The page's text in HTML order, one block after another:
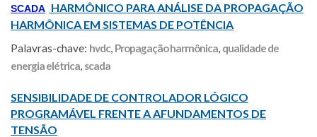
SCADA HARMÔNICO PARA ANÁLISE DA PROPAGAÇÃO
HARMÔNICA EM SISTEMAS DE POTÊNCIA
Palavras-chave: hvdc, Propagação harmônica, qualidade de
energia elétrica, scada
SENSIBILIDADE DE CONTROLADOR LÓGICO
PROGRAMÁVEL FRENTE A AFUNDAMENTOS DE
TENSÃO